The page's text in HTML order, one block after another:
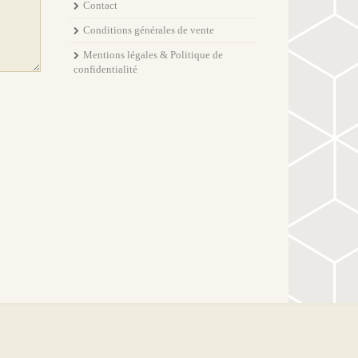
Contact
Conditions générales de vente
Mentions légales & Politique de
confidentialité